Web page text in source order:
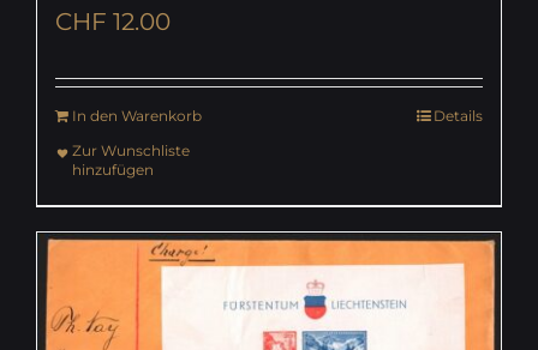
CHF 12.00
In den Warenkorb
Details
Zur Wunschliste
hinzufügen